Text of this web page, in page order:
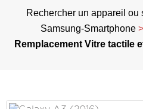
Rechercher un appareil ou
Samsung-Smartphone>
Remplacement Vitre tactile